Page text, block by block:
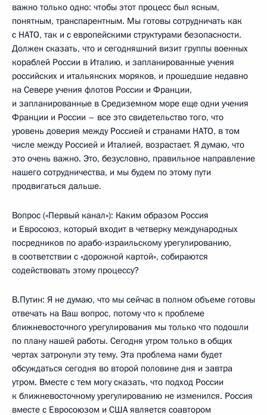
важно только одно: чтобы этот процесс был ясным,
понятным, транспарентным. Мы готовы сотрудничать как
с НАТО, так и с европейскими структурами безопасности.
Должен сказать, что и сегодняшний визит группы военных
кораблей России в Италию, и запланированные учения
российских и итальянских моряков, и прошедшие недавно
на Севере учения флотов России и Франции,
и запланированные в Средиземном море еще одни учения
Франции и России – все это свидетельство того, что
уровень доверия между Россией и странами НАТО, в том
числе между Россией и Италией, возрастает. Я думаю, что
это очень важно. Это, безусловно, правильное направление
нашего сотрудничества, и мы будем по этому пути
продвигаться дальше.
Вопрос («Первый канал»): Каким образом Россия
и Евросоюз, который входит в четверку международных
посредников по арабо-израильскому урегулированию,
в соответствии с «дорожной картой», собираются
содействовать этому процессу?
В.Путин: Я не думаю, что мы сейчас в полном объеме готовы
отвечать на Ваш вопрос, потому что к проблеме
ближневосточного урегулирования мы только что подошли
по плану нашей работы. Сегодня утром только в общих
чертах затронули эту тему. Эта проблема нами будет
обсуждаться сегодня во второй половине дня и завтра
утром. Вместе с тем могу сказать, что подход России
к ближневосточному урегулированию не изменился. Россия
вместе с Евросоюзом и США является соавтором